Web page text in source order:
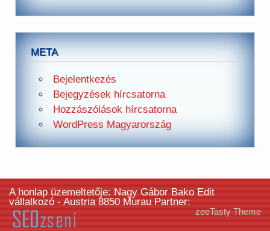
META
Bejelentkezés
Bejegyzések hírcsatorna
Hozzászólások hírcsatorna
WordPress Magyarország
A honlap üzemeltetője: Nagy Gábor Bako Edit
vállalkozó - Austria 8850 Murau Partner:
zeeTasty Theme